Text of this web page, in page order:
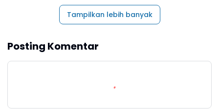
Tampilkan lebih banyak
Posting Komentar